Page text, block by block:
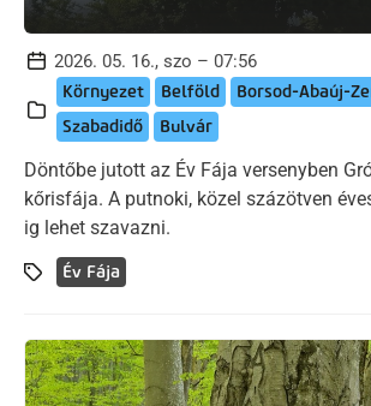
2026. 05. 16., szo – 07:56
Környezet Belföld
Borsod-Abaúj-
Szabadidő
Bulvár
Döntőbe jutott az Év Fája versenyben
kőrisfája. A putnoki, közel százötven
ig lehet szavazni.
Év Fája